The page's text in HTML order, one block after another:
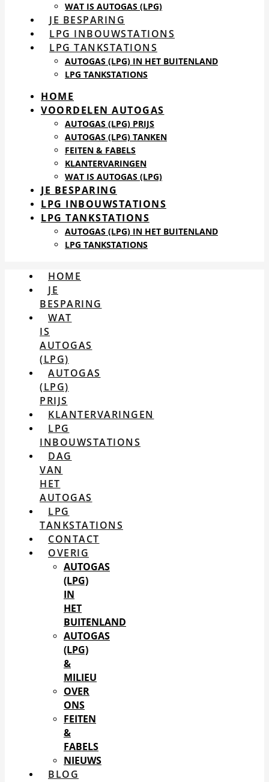
WAT IS AUTOGAS (LPG)
JE BESPARING
LPG INBOUWSTATIONS
LPG TANKSTATIONS
AUTOGAS (LPG) IN HET BUITENLAND
LPG TANKSTATIONS
HOME
VOORDELEN AUTOGAS
AUTOGAS (LPG) PRIJS
AUTOGAS (LPG) TANKEN
FEITEN & FABELS
KLANTERVARINGEN
WAT IS AUTOGAS (LPG)
JE BESPARING
LPG INBOUWSTATIONS
LPG TANKSTATIONS
AUTOGAS (LPG) IN HET BUITENLAND
LPG TANKSTATIONS
HOME
JE
BESPARING
WAT
IS
AUTOGAS
(LPG)
AUTOGAS
(LPG)
PRIJS
KLANTERVARINGEN
LPG
INBOUWSTATIONS
DAG
VAN
HET
AUTOGAS
LPG
TANKSTATIONS
CONTACT
OVERIG
AUTOGAS
(LPG)
IN
HET
BUITENLAND
AUTOGAS
(LPG)
&
MILIEU
OVER
ONS
FEITEN
&
FABELS
NIEUWS
BLOG